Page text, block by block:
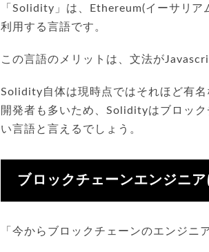
「Solidity」は、Ethereum(イーサリ
利用する言語です。
この言語のメリットは、文法が
Solidity自体は現時点ではそれほど有
開発者も多いため、Solidityはブロッ
い言語と言えるでしょう。
ブロックチェーンエンジニ
「今からブロックチェーンのエンジニ